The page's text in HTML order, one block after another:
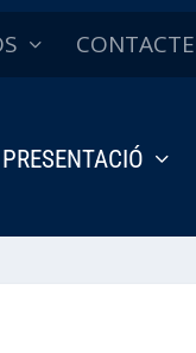
CONTACTE
PRESENTACIÓ